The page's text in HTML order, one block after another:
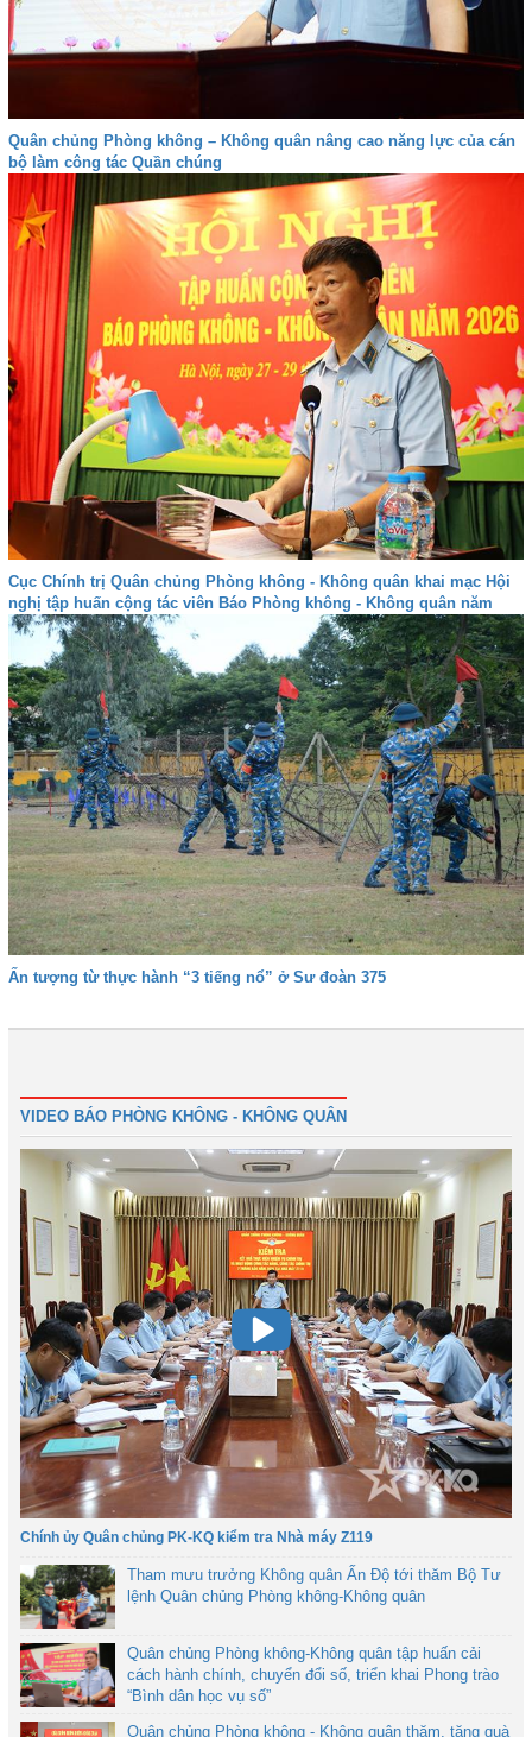
Quân chủng Phòng không – Không quân nâng cao năng lực của cán
bộ làm công tác Quần chúng
Cục Chính trị Quân chủng Phòng không - Không quân khai mạc Hội
nghị tập huấn cộng tác viên Báo Phòng không - Không quân năm
2026
Ấn tượng từ thực hành “3 tiếng nổ” ở Sư đoàn 375
VIDEO BÁO PHÒNG KHÔNG - KHÔNG QUÂN
Chính ủy Quân chủng PK-KQ kiểm tra Nhà máy Z119
Tham mưu trưởng Không quân Ấn Độ tới thăm Bộ Tư
lệnh Quân chủng Phòng không-Không quân
Quân chủng Phòng không-Không quân tập huấn cải
cách hành chính, chuyển đổi số, triển khai Phong trào
“Bình dân học vụ số”
Quân chủng Phòng không - Không quân thăm, tặng quà